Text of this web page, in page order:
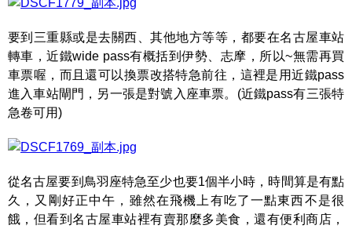
要到三重縣或是去關西、其他地方等等，都要在名古屋車站
轉車，近鐵wide pass有概括到伊勢、志摩，所以~無需再買
車票喔，而且還可以換票改搭特急前往，這裡是用近鐵pass
進入車站閘門，另一張是對號入座車票。(近鐵pass有三張特
急卷可用)
從名古屋要到鳥羽座特急至少也要1個半小時，時間算是有點
久，又剛好正中午，雖然在飛機上有吃了一點東西不是很
餓，但看到名古屋車站裡有賣那麼多美食，還有便利商店，